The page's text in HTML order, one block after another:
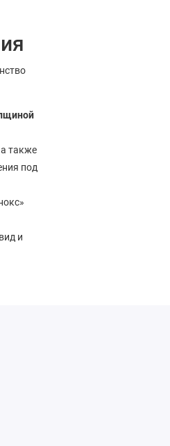
также
под
и